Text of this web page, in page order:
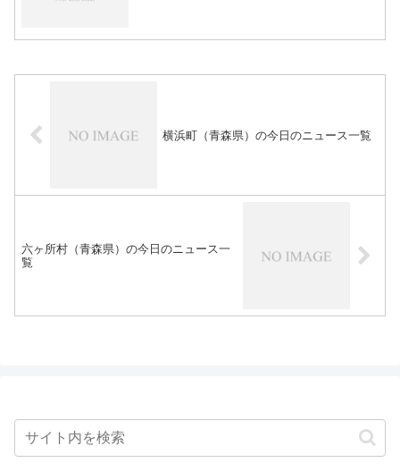
横浜町（青森県）の今日のニュース一覧
六ヶ所村（青森県）の今日のニュース一
覧